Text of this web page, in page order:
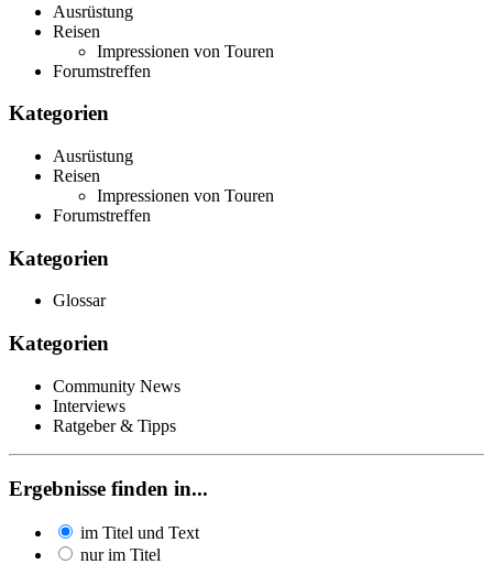
Ausrüstung
Reisen
Impressionen von Touren
Forumstreffen
Kategorien
Ausrüstung
Reisen
Impressionen von Touren
Forumstreffen
Kategorien
Glossar
Kategorien
Community News
Interviews
Ratgeber & Tipps
Ergebnisse finden in...
im Titel und Text
nur im Titel